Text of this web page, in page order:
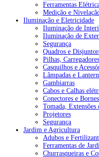
Ferramentas
Medição e
Iluminação e Eletricidade
Iluminação de
Iluminação de
Segurança
Quadros e
Pilhas,
Casquilhos e
Lâmpadas e
Gambiarras
Cabos e Calhas
Conectores e Bornes
Tomada,
Projetores
Segurança
Jardim e Agricultura
Adubos e
Ferramentas de
Churrasqueiras e